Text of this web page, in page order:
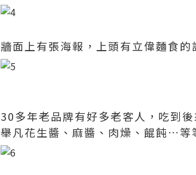
牆面上有張海報，上頭有立偉麵食的
30多年老品牌有好多老客人，吃到
舉凡花生醬、麻醬、肉燥、餛飩…等